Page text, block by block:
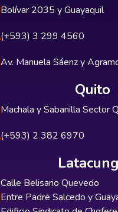
Bolívar 2035 y Guayaquil
(+593) 3 299 4560
Av. Manuela Sáenz y
Quito
Machala y Sabanilla Sector
(+593) 2 382 6970
Calle Belisario Quevedo
Entre Padre Salcedo y